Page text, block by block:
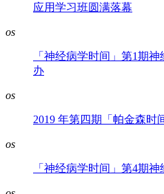
应用学习班圆满落幕
os
「神经病学时间」第1期
办
os
2019 年第四期「帕金森时
os
「神经病学时间」第4期